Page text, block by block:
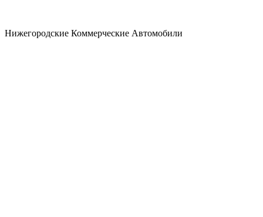
Нижегородские Коммерческие Автомобили